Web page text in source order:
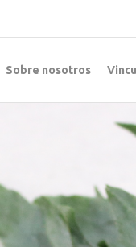
Sobre nosotros